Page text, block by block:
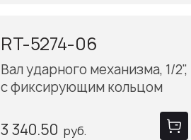
RT-5274-06
Вал ударного механизма, 1/2",
с фиксирующим кольцом
3 340.50 руб.